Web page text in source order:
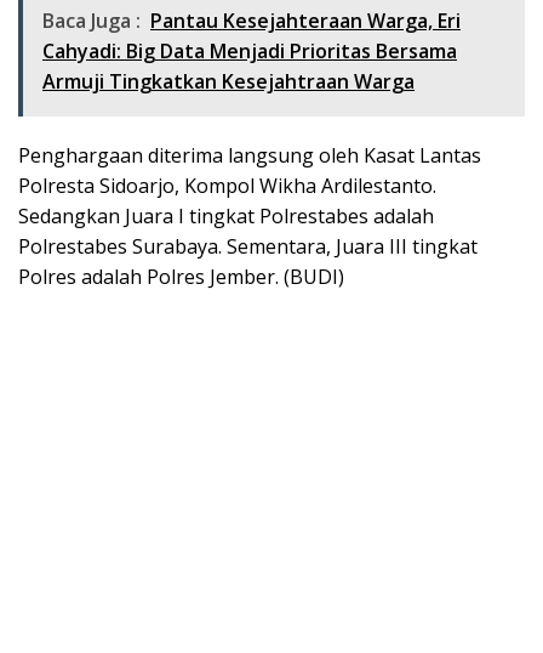
Baca Juga : Pantau Kesejahteraan Warga, Eri
Cahyadi: Big Data Menjadi Prioritas Bersama
Armuji Tingkatkan Kesejahtraan Warga
Penghargaan diterima langsung oleh Kasat Lantas
Polresta Sidoarjo, Kompol Wikha Ardilestanto.
Sedangkan Juara I tingkat Polrestabes adalah
Polrestabes Surabaya. Sementara, Juara III tingkat
Polres adalah Polres Jember. (BUDI)